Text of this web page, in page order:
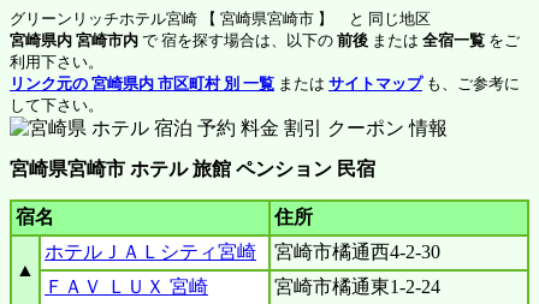
グリーンリッチホテル宮崎 【 宮崎県宮崎市 】 と 同じ地区
宮崎県内 宮崎市内 で 宿を探す場合は、以下の 前後 または 全宿一覧 をご
利用下さい。
リンク元の 宮崎県内 市区町村 別 一覧 または サイトマップも、ご参考に
して下さい。
宮崎県宮崎市 ホテル 旅館 ペンション 民宿
宿名 住所
▲
ホテルＪＡＬシティ宮崎
宮崎市橘通西4-2-30
ＦＡＶ ＬＵＸ 宮崎
宮崎市橘通東1-2-24